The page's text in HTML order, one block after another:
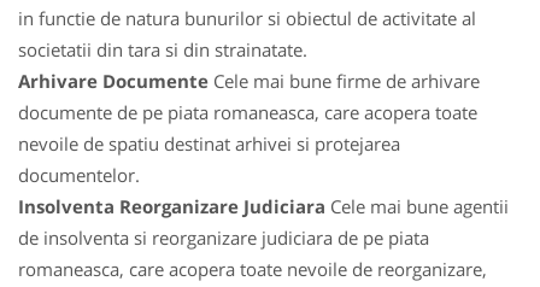
in functie de natura bunurilor si obiectul de activitate al
societatii din tara si din strainatate.
Arhivare Documente Cele mai bune firme de arhivare
documente de pe piata romaneasca, care acopera toate
nevoile de spatiu destinat arhivei si protejarea
documentelor.
Insolventa Reorganizare Judiciara Cele mai bune agentii
de insolventa si reorganizare judiciara de pe piata
romaneasca, care acopera toate nevoile de reorganizare,